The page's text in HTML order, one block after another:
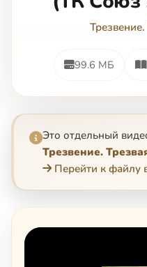
99.6 МБ
Это отдельный
Трезвение.
Перейти к файлу